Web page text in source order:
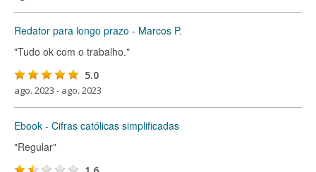
Redator para longo prazo - Marcos P.
"Tudo ok com o trabalho."
5.0
ago. 2023 - ago. 2023
Ebook - Cifras católicas simplificadas
"Regular"